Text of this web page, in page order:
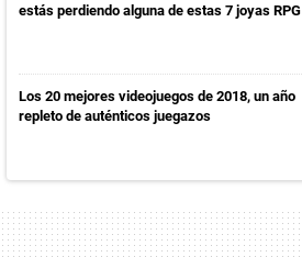
estás perdiendo alguna de estas 7 joyas RPG
Los 20 mejores videojuegos de 2018, un año
repleto de auténticos juegazos